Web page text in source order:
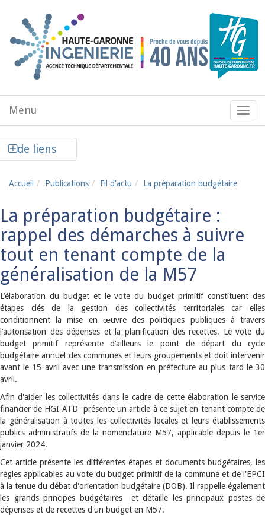
Menu
de
Menu
de liens
Accueil Publications Fil d'actu La préparation budgétaire
La préparation budgétaire :
rappel des démarches à suivre
tout en tenant compte de la
généralisation de la M57
L’élaboration du budget et le vote du budget primitif constituent des
étapes clés de la gestion des collectivités territoriales car elles
conditionnent la mise en œuvre des politiques publiques à travers
l’autorisation des dépenses et la planification des recettes. Le vote du
budget primitif représente d’ailleurs le point de départ du cycle
budgétaire annuel des communes et leurs groupements et doit intervenir
avant le 15 avril avec une transmission en préfecture au plus tard le 30
avril.
Afin d'aider les collectivités dans le cadre de cette élaboration le service
financier de HGI-ATD présente un article à ce sujet en tenant compte de
la généralisation à toutes les collectivités locales et leurs établissements
publics administratifs de la nomenclature M57, applicable depuis le 1er
janvier 2024.
Cet article présente les différentes étapes et documents budgétaires, les
règles applicables au vote du budget primitif de la commune et de l'EPCI
à la tenue du débat d'orientation budgétaire (DOB). Il rappelle également
les grands principes budgétaires et détaille les principaux postes de
dépenses et de recettes d'un budget en M57.